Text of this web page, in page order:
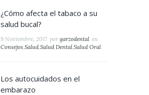
¿Cómo afecta el tabaco a su
salud bucal?
9 Noviembre, 2017 por garzodental en
Consejos, Salud, Salud Dental, Salud Oral
Los autocuidados en el
embarazo